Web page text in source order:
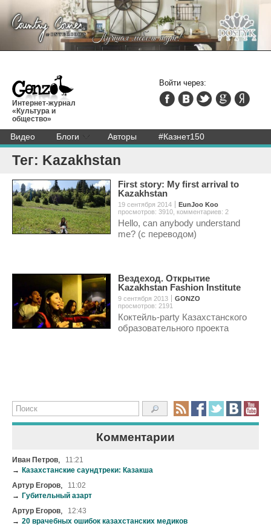
Интернет-журнал
«Культура и
общество»
Видео Блоги Авторы #Казнет150
Войти через:
Комментарии
Иван Петров,
11:21
→
Казахстанские саундтреки: Казакша
Артур Егоров,
11:02
→
Губительный азарт
Артур Егоров,
12:43
→ 20 врачебных ошибок казахстанских медиков
Тег: Kazakhstan
First story: My first arrival to
Kazakhstan
19 сентября 2014
EunJoo Koo
просмотров: 3910, комментариев: 2
Hello, can anybody understand
me? (с переводом)
Вездеход. Открытие
Kazakhstan Fashion Institute
9 сентября 2013
GONZO
просмотров: 2191
Коктейль-party Казахстанского
образовательного проекта